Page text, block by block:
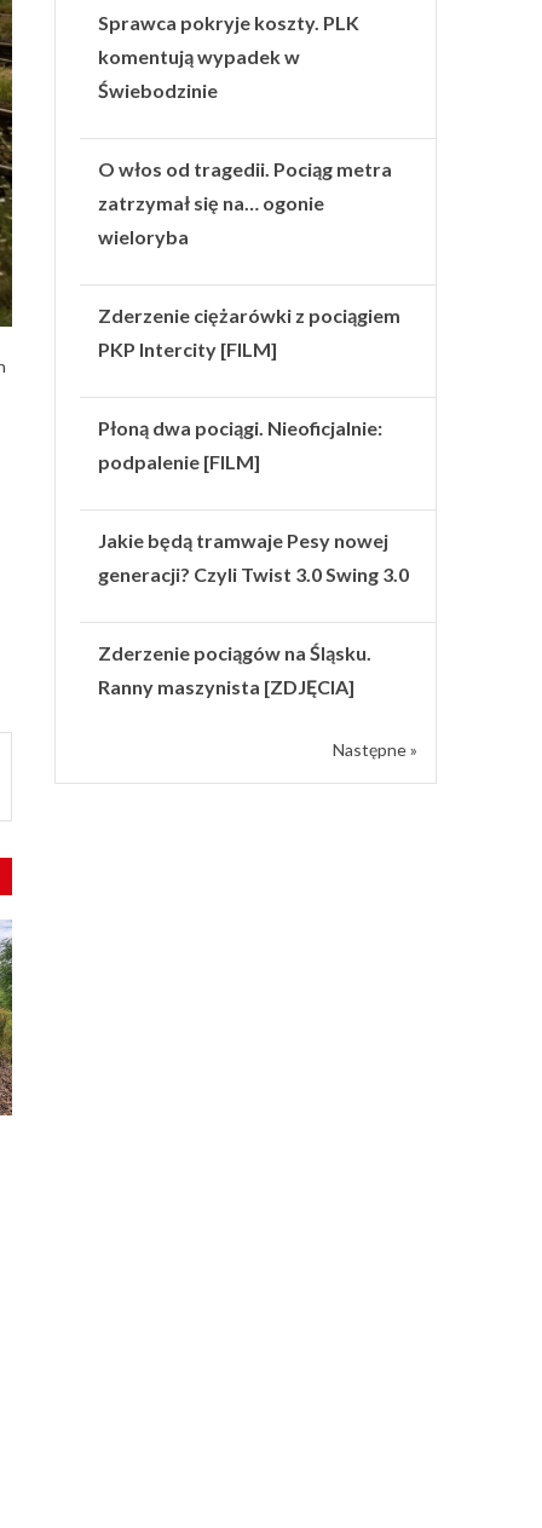
Sprawca pokryje koszty. PLK
komentują wypadek w
Świebodzinie
O włos od tragedii. Pociąg metra
zatrzymał się na… ogonie
wieloryba
Zderzenie ciężarówki z pociągiem
PKP Intercity [FILM]
Płoną dwa pociągi. Nieoficjalnie:
podpalenie [FILM]
Jakie będą tramwaje Pesy nowej
generacji? Czyli Twist 3.0 Swing 3.0
Zderzenie pociągów na Śląsku.
Ranny maszynista [ZDJĘCIA]
Następne »